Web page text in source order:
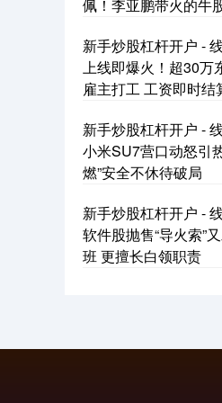
佩！李亚鹏带火的牛
新手炒股杠杆开户 -
上线即爆火！超30万
雇主打工 工资即时结
新手炒股杠杆开户 -
小米SU7营口动怒引
燃”安全不休待破局
新手炒股杠杆开户 -
软件股抛售“导火索”
班 更擅长白领职责